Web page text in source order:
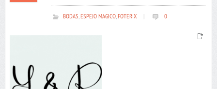
BODAS,ESPEJO MAGICO,FOTERIX 0